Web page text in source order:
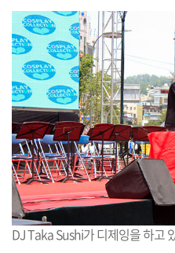
DJ Taka Sushi가 디제잉을 하고